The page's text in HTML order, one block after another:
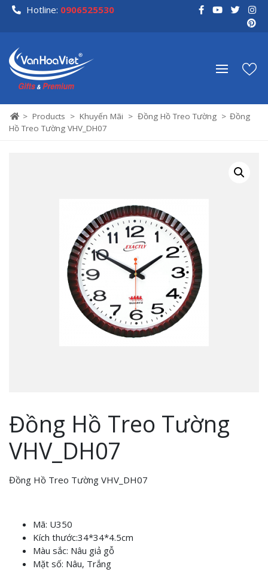
Skip
Hotline: 0906525530
> Products > Khuyến Mãi > Đồng Hồ Treo Tường > Đồng
Hồ Treo Tường VHV_DH07
Đồng Hồ Treo Tường
VHV_DH07
Đồng Hồ Treo Tường VHV_DH07
Mã: U350
Kích thước:34*34*4.5cm
Màu sắc: Nâu giả gỗ
Mặt số: Nâu, Trắng